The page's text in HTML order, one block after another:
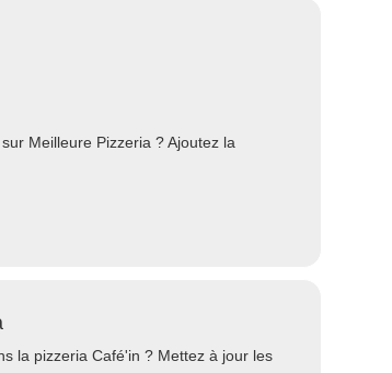
Meilleure Pizzeria ? Ajoutez la
la pizzeria Café'in ? Mettez à jour les